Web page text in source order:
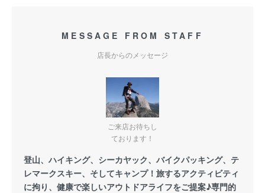
MESSAGE FROM STAFF
店長からのメッセージ
ご来店お待ちし
ております！
登山、ハイキング、シーカヤック、バイクパッキング、テ
レマークスキー、そしてキャンプ！旅するアクティビティ
に拘り、健康で楽しいアウトドアライフをご提案♪専門的